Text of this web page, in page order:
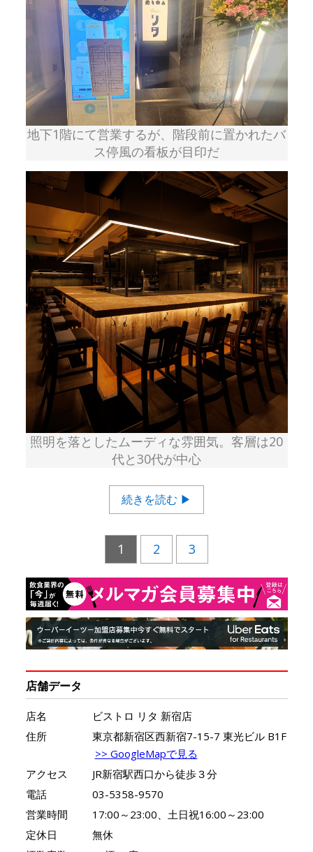
地下1階にて営業するが、階段前に置かれたバ
ス停風の看板が目印だ
照明を落としたムーディな雰囲気。客層は20
代と30代が中心
続きを読む ▶
1 2 3
店舗データ
店名
ビストロ リタ 新宿店
住所
東京都新宿区西新宿7-15-7 東光ビル B1F
>> GoogleMapで見る
アクセス
JR新宿駅西口から徒歩３分
電話
03-5358-9570
営業時間
17:00～23:00、土日祝16:00～23:00
定休日
無休